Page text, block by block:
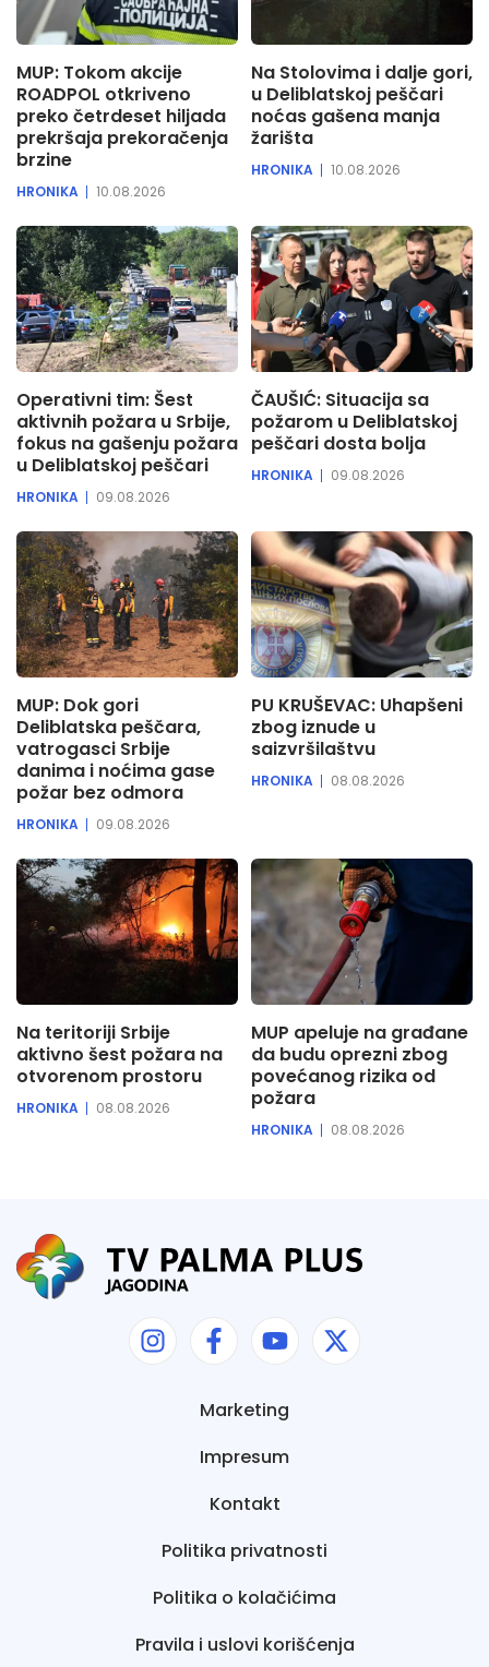
MUP: Tokom akcije
ROADPOL otkriveno
preko četrdeset hiljada
prekršaja prekoračenja
brzine
HRONIKA 10.08.2026
Na Stolovima i dalje gori,
u Deliblatskoj peščari
noćas gašena manja
žarišta
HRONIKA 10.08.2026
Operativni tim: Šest
aktivnih požara u Srbije,
fokus na gašenju požara
u Deliblatskoj peščari
HRONIKA 09.08.2026
ČAUŠIĆ: Situacija sa
požarom u Deliblatskoj
peščari dosta bolja
HRONIKA 09.08.2026
MUP: Dok gori
Deliblatska peščara,
vatrogasci Srbije
danima i noćima gase
požar bez odmora
HRONIKA 09.08.2026
PU KRUŠEVAC: Uhapšeni
zbog iznude u
saizvršilaštvu
HRONIKA 08.08.2026
Na teritoriji Srbije
aktivno šest požara na
otvorenom prostoru
HRONIKA 08.08.2026
MUP apeluje na građane
da budu oprezni zbog
povećanog rizika od
požara
HRONIKA 08.08.2026
Marketing
Impresum
Kontakt
Politika privatnosti
Politika o kolačićima
Pravila i uslovi korišćenja